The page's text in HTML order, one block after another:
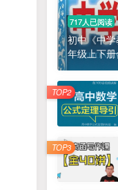
717人已阅读
初中《中
年级上下
TOP2
TOP3